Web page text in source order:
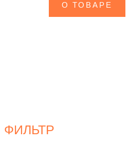
ФИЛЬТР
О ТОВАРЕ